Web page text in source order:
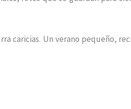
caricias. Un verano pequeño,